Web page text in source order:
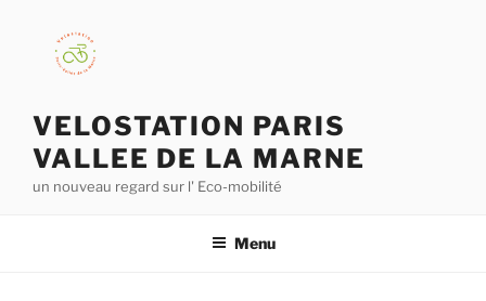
VELOSTATION PARIS
VALLEE DE LA MARNE
un nouveau regard sur l' Eco-mobilité
Menu